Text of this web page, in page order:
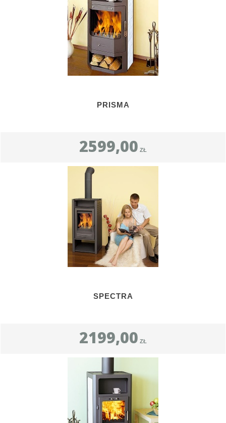
PRISMA
2599,00 ZŁ
SPECTRA
2199,00 ZŁ